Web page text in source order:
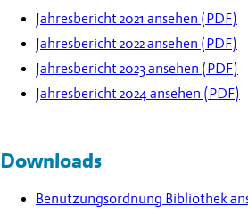
Jahresbericht 2021 ansehen (PDF)
Jahresbericht 2022 ansehen (PDF)
Jahresbericht 2023 ansehen (PDF)
Jahresbericht 2024 ansehen (PDF)
Downloads
Benutzungsordnung Bibliothek